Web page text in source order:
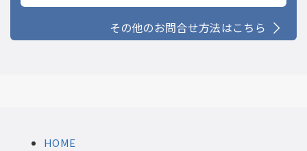
その他のお問合せ方法はこちら
HOME